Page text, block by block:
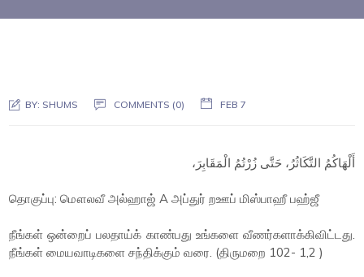
BY: SHUMS COMMENTS (0) FEB 7
أَلْهَاكُمُ التَّكَاثُرُ، حَتَّى زُرْتُمُ الْمَقَابِرَ،
தொகுப்பு: மௌலவீ அல்ஹாஜ் A அப்துர் றஊப் மிஸ்பாஹீ பஹ்ஜீ
நீங்கள் ஒன்றைப் பலதாய்க் காண்பது உங்களை வீணர்களாக்கிவிட்டது.
நீங்கள் மையவாடிகளை சந்திக்கும் வரை. (திருமறை 102- 1,2 )